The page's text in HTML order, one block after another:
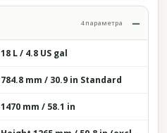
4 параметра
18 L / 4.8 US gal
784.8 mm / 30.9 in Standard
1470 mm / 58.1 in